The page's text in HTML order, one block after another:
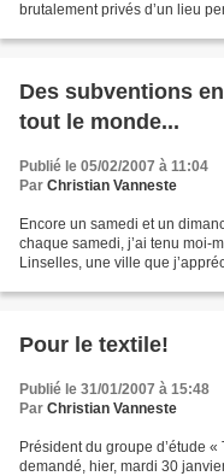
brutalement privés d’un lieu
Des subventions
tout le monde...
Publié le 05/02/2007 à 11:04
Par Christian Vanneste
Encore un samedi et un
chaque samedi, j’ai tenu moi-
Linselles, une ville que
Pour le textile!
Publié le 31/01/2007 à 15:48
Par Christian Vanneste
Président du groupe d’étude «
demandé, hier, mardi 30